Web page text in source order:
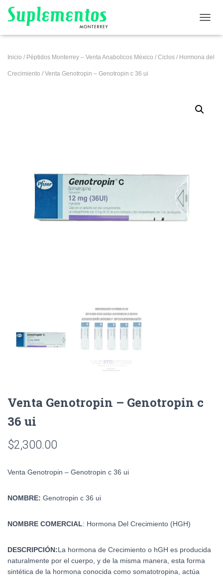
Inicio / Péptidos Monterrey – Venta Anabolicos México / Ciclos / Hormona del
Crecimiento / Venta Genotropin – Genotropin c 36 ui
Venta Genotropin – Genotropin c
36 ui
$2,300.00
Venta Genotropin – Genotropin c 36 ui
NOMBRE: Genotropin c 36 ui
NOMBRE COMERCIAL: Hormona Del Crecimiento (HGH)
DESCRIPCIÓN:La hormona de Crecimiento o hGH es producida
naturalmente por el cuerpo, y de la misma manera, esta forma
sintética de la hormona conocida como somatotropina, actúa